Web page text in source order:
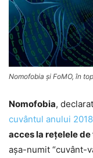
Nomofobia şi FoMO, în
Nomofobia,
cuvântul anului 2018
acces la reţelele
aşa-numit “cuvânt-